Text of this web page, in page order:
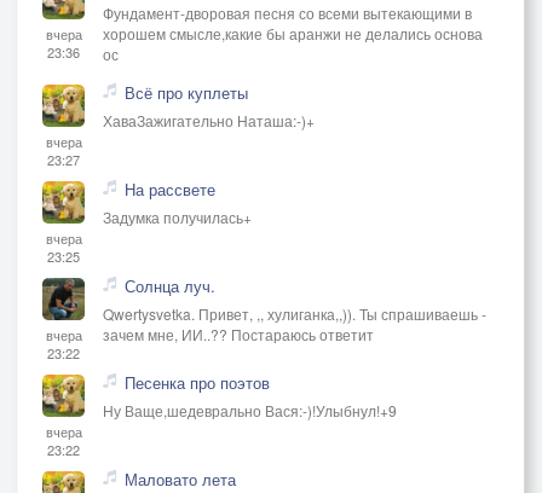
вчера
23:36
Фундамент-дворовая песня со всеми вытекающими в
хорошем смысле,какие бы аранжи не делались основа
ос
вчера
23:27
Всё про куплеты
ХаваЗажигательно Наташа:-)+
вчера
23:25
На рассвете
Задумка получилась+
вчера
23:22
Солнца луч.
Qwertysvetka. Привет, ,, хулиганка,,)). Ты спрашиваешь -
зачем мне, ИИ..?? Постараюсь ответит
вчера
23:22
Песенка про поэтов
Ну Ваще,шедеврально Вася:-)!Улыбнул!+9
Маловато лета